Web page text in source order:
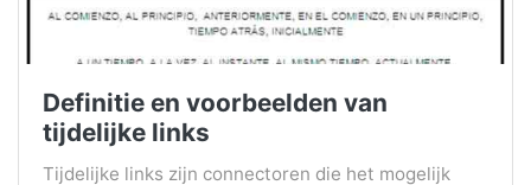
Definitie en voorbeelden van
tijdelijke links
Tijdelijke links zijn connectoren die het mogelijk